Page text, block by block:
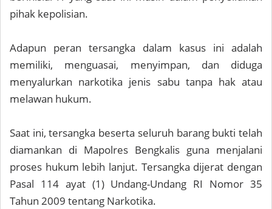
pihak kepolisian.
Adapun peran tersangka dalam kasus ini adalah
memiliki, menguasai, menyimpan, dan diduga
menyalurkan narkotika jenis sabu tanpa hak atau
melawan hukum.
Saat ini, tersangka beserta seluruh barang bukti telah
diamankan di Mapolres Bengkalis guna menjalani
proses hukum lebih lanjut. Tersangka dijerat dengan
Pasal 114 ayat (1) Undang-Undang RI Nomor 35
Tahun 2009 tentang Narkotika.